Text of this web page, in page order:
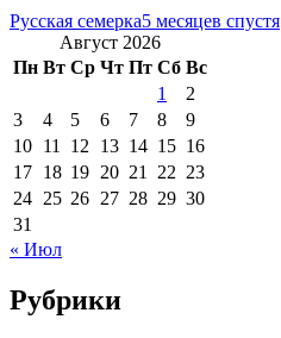
Русская семерка5 месяцев спустя
Август 2026
Пн Вт Ср Чт Пт Сб Вс
1
2
3
4 5 6 7 8
9
10 11 12 13 14 15 16
17 18 19 20 21 22 23
24 25 26 27 28 29 30
31
« Июл
Рубрики